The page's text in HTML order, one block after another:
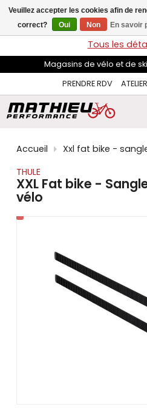
flèches
haut
et
pour
sélectionner
disponible.
Appuyez
pour
au
résultat
de
recherche
tactiles
peuvent
servir
LIVRAISON GRATUITEsur les
Tous les
Magasins de vélo et de
PRENDRE RDV
ATELIER
Accueil
Xxl fat bike -
THULE
XXL Fat bike -
vélo
Veuillez accepter les cookies afin de
correct?
Oui Non En savoir